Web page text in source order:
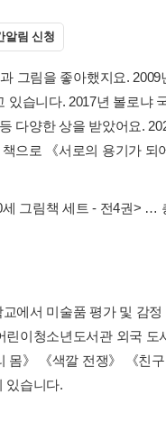
알림 신청
그림을 좋아했지요.
습니다. 2017년 볼로냐
다양한 상을 받았어요.
으로 《서로의 용기가 되
그림책 세트 - 전4권> …
에서 미술품 평가 및 감
이청소년도서관 외국 도
》 《색깔 전쟁》 《친
있습니다.